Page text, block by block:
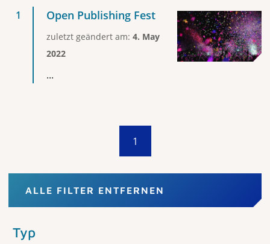
Open Publishing Fest
zuletzt geändert am: 4. May
2022
...
1
ALLE FILTER ENTFERNEN
Typ